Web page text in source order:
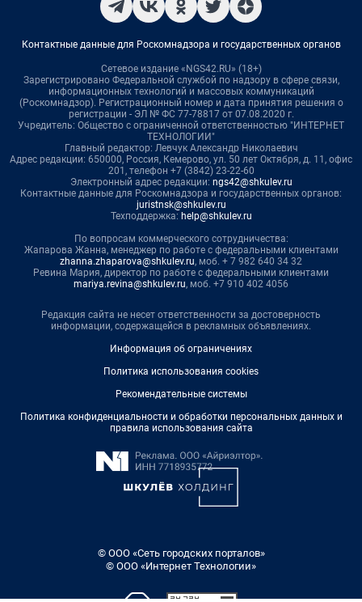
Контактные данные для Роскомнадзора и государственных органов
Сетевое издание «NGS42.RU» (18+)
Зарегистрировано Федеральной службой по надзору в сфере связи,
информационных технологий и массовых коммуникаций
(Роскомнадзор). Регистрационный номер и дата принятия решения о
регистрации - ЭЛ № ФС 77-78817 от 07.08.2020 г.
Учредитель: Общество с ограниченной ответственностью "ИНТЕРНЕТ
ТЕХНОЛОГИИ"
Главный редактор: Левчук Александр Николаевич
Адрес редакции: 650000, Россия, Кемерово, ул. 50 лет Октября, д. 11, офис
201, телефон +7 (3842) 23-22-60
Электронный адрес редакции: ngs42@shkulev.ru
Контактные данные для Роскомнадзора и государственных органов:
juristnsk@shkulev.ru
Техподдержка: help@shkulev.ru
По вопросам коммерческого сотрудничества:
Жапарова Жанна, менеджер по работе с федеральными клиентами
zhanna.zhaparova@shkulev.ru, моб. + 7 982 640 34 32
Ревина Мария, директор по работе с федеральными клиентами
mariya.revina@shkulev.ru, моб. +7 910 402 4056
Редакция сайта не несет ответственности за достоверность
информации, содержащейся в рекламных объявлениях.
Информация об ограничениях
Политика использования cookies
Рекомендательные системы
Политика конфиденциальности и обработки персональных данных и
правила использования сайта
© ООО «Сеть городских порталов»
© ООО «Интернет Технологии»